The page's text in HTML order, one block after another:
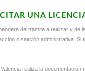
UNA
del trámite a realizar y de
o sanción administrativa.
realiza la